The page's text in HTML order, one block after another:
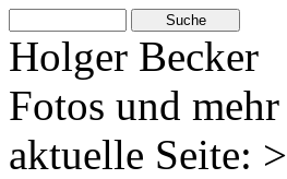
Holger Becker
Fotos und mehr
aktuelle Seite: >